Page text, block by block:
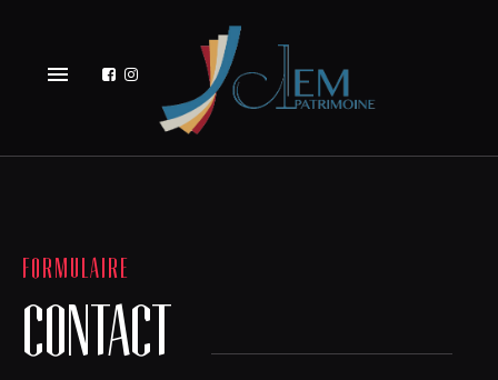
menu
FORMULAIRE
CONTACT